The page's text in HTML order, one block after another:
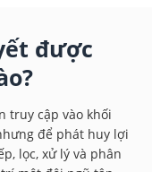
được
truy cập vào khối
để phát huy lợi
lọc, xử lý và phân